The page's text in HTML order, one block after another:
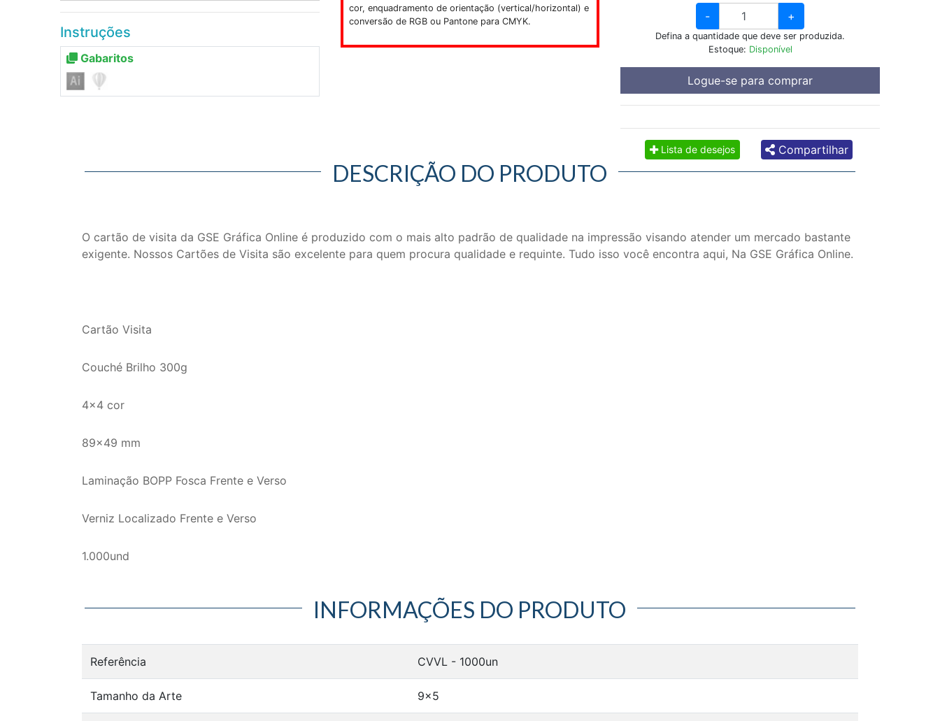
Instruções
Gabaritos
cor, enquadramento de orientação (vertical/horizontal) e
conversão de RGB ou Pantone para CMYK.
- +
Defina a quantidade que deve ser produzida.
Estoque: Disponível
Logue-se para comprar
Lista de desejos Compartilhar
DESCRIÇÃO DO PRODUTO
O cartão de visita da GSE Gráfica Online é produzido com o mais alto padrão de qualidade na impressão visando atender um mercado bastante
exigente. Nossos Cartões de Visita são excelente para quem procura qualidade e requinte. Tudo isso você encontra aqui, Na GSE Gráfica Online.
Cartão Visita
Couché Brilho 300g
4x4 cor
89x49 mm
Laminação BOPP Fosca Frente e Verso
Verniz Localizado Frente e Verso
1.000und
INFORMAÇÕES DO PRODUTO
Referência CVVL - 1000un
Tamanho da Arte 9x5